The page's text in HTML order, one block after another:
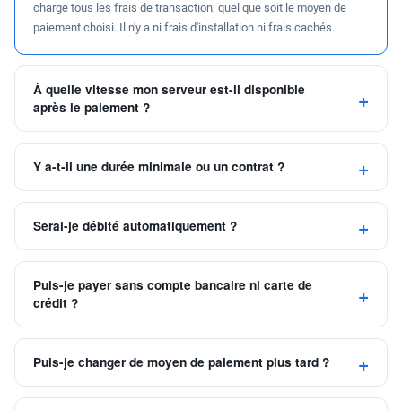
charge tous les frais de transaction, quel que soit le moyen de
paiement choisi. Il n'y a ni frais d'installation ni frais cachés.
À quelle vitesse mon serveur est-il disponible
après le paiement ?
Y a-t-il une durée minimale ou un contrat ?
Serai-je débité automatiquement ?
Puis-je payer sans compte bancaire ni carte de
crédit ?
Puis-je changer de moyen de paiement plus tard ?